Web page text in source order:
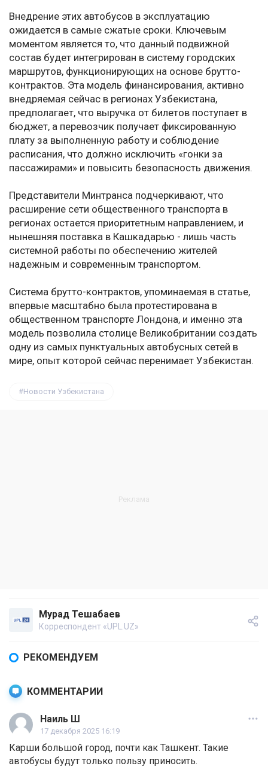
Внедрение этих автобусов в эксплуатацию
ожидается в самые сжатые сроки. Ключевым
моментом является то, что данный подвижной
состав будет интегрирован в систему городских
маршрутов, функционирующих на основе брутто-
контрактов. Эта модель финансирования, активно
внедряемая сейчас в регионах Узбекистана,
предполагает, что выручка от билетов поступает в
бюджет, а перевозчик получает фиксированную
плату за выполненную работу и соблюдение
расписания, что должно исключить «гонки за
пассажирами» и повысить безопасность движения.
Представители Минтранса подчеркивают, что
расширение сети общественного транспорта в
регионах остается приоритетным направлением, и
нынешняя поставка в Кашкадарью - лишь часть
системной работы по обеспечению жителей
надежным и современным транспортом.
Система брутто-контрактов, упоминаемая в статье,
впервые масштабно была протестирована в
общественном транспорте Лондона, и именно эта
модель позволила столице Великобритании создать
одну из самых пунктуальных автобусных сетей в
мире, опыт которой сейчас перенимает Узбекистан.
Новости Узбекистана
Мурад Тешабаев
Корреспондент «UPL.UZ»
РЕКОМЕНДУЕМ
КОММЕНТАРИИ
Наиль Ш
17 декабря 2025 16:19
Карши большой город, почти как Ташкент. Такие
автобусы будут только пользу приносить.